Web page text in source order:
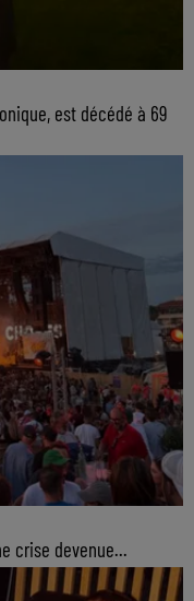
est décédé à 69
crise devenue...